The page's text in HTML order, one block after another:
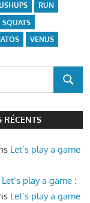
RUN
SQUATS
VENUS
SEARCH
RÉCENTS
Let’s play a game
Let’s play a game :
Let’s play a game